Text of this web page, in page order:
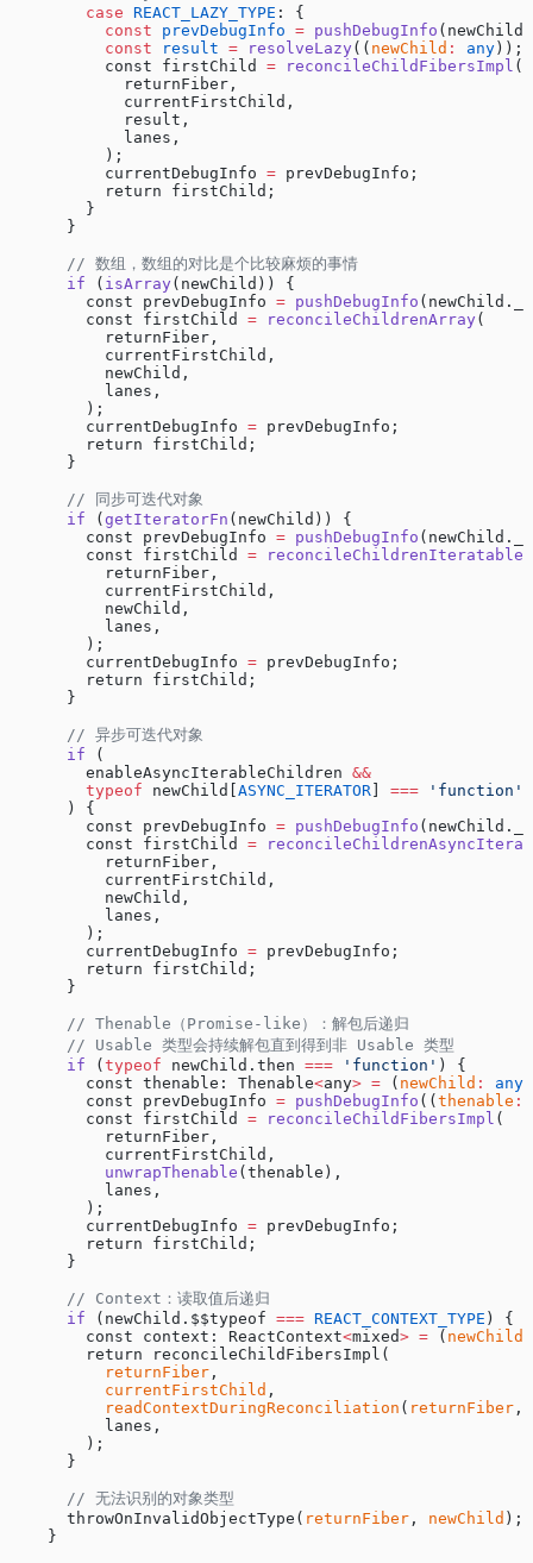
        case
REACT_LAZY_TYPE : {
          const
prevDebugInfo = pushDebugInfo
          const
result = resolveLazy(( newChild : any ));
          const firstChild
= reconcileChildFibersImpl (
            returnFiber,
            currentFirstChild,
            result,
            lanes,
          );
          currentDebugInfo
= prevDebugInfo;
          return firstChild;
        }
      }
      // 数组，数组的对比是个比较麻烦的事情
      if
( isArray(newChild)) {
        const prevDebugInfo
= pushDebugInfo
        const firstChild
= reconcileChildrenArray(
          returnFiber,
          currentFirstChild,
          newChild,
          lanes,
        );
        currentDebugInfo
= prevDebugInfo;
        return firstChild;
      }
      // 同步可迭代对象
      if
( getIteratorFn (newChild)) {
        const prevDebugInfo
= pushDebugInfo
        const firstChild
= reconcileChildrenIteratable
          returnFiber,
          currentFirstChild,
          newChild,
          lanes,
        );
        currentDebugInfo
= prevDebugInfo;
        return firstChild;
      }
      // 异步可迭代对象
      if
(
        enableAsyncIterableChildren
&&
        typeof
newChild[ ASYNC_ITERATOR === 'function'
      ) {
        const prevDebugInfo
= pushDebugInfo
        const firstChild
=
          returnFiber,
          currentFirstChild,
          newChild,
          lanes,
        );
        currentDebugInfo
= prevDebugInfo;
        return firstChild;
      }
      // Thenable（Promise-like）：解包后递归
      // Usable 类型会持续解包直到得到非 Usable 类型
      if
( typeof newChild.then === 'function' ) {
        const thenable: Thenable
<any> = ( newChild : any
        const prevDebugInfo
= pushDebugInfo (( thenable :
        const firstChild
= reconcileChildFibersImpl (
          returnFiber,
          currentFirstChild,
          unwrapThenable
(thenable),
          lanes,
        );
        currentDebugInfo
= prevDebugInfo;
        return firstChild;
      }
      // Context：读取值后递归
      if
(newChild.$$typeof === REACT_CONTEXT_TYPE ) {
        const context: ReactContext
<mixed> = ( newChild
        return reconcileChildFibersImpl(
          returnFiber
,
          currentFirstChild
,
          readContextDuringReconciliation
( returnFiber ,
          lanes,
        );
      }
      // 无法识别的对象类型
      throwOnInvalidObjectType(
returnFiber , newChild );
    }